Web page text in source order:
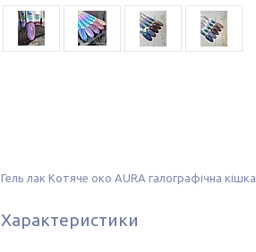
Гель лак Котяче око AURA галографічна кішка
Характеристики